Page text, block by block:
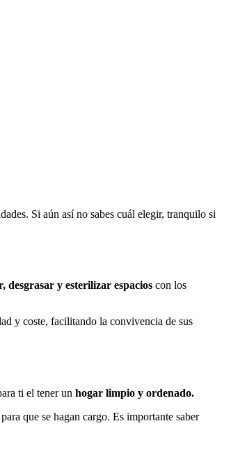
Si aún así no sabes cuál elegir, tranquilo si
desgrasar y esterilizar espacios con los
y coste, facilitando la convivencia de sus
ti el tener un hogar limpio y ordenado.
que se hagan cargo. Es importante saber